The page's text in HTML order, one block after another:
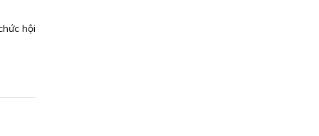
hội